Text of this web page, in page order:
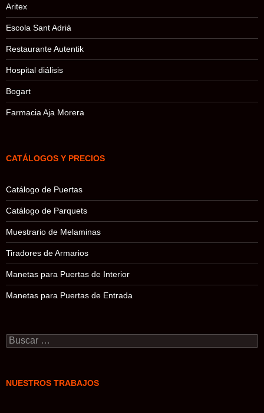
Aritex
Escola Sant Adrià
Restaurante Autentik
Hospital diálisis
Bogart
Farmacia Aja Morera
CATÁLOGOS Y PRECIOS
Catálogo de Puertas
Catálogo de Parquets
Muestrario de Melaminas
Tiradores de Armarios
Manetas para Puertas de Interior
Manetas para Puertas de Entrada
Buscar:
NUESTROS TRABAJOS